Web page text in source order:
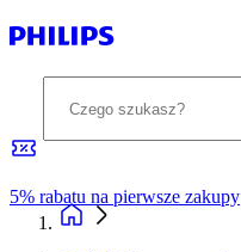
5% rabatu na pierwsze zakupy